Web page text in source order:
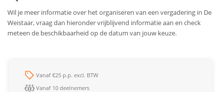
Wil je meer informatie over het organiseren van een vergadering in De
Weistaar, vraag dan hieronder vrijblijvend informatie aan en check
meteen de beschikbaarheid op de datum van jouw keuze.
Vanaf €25 p.p. excl. BTW
Vanaf 10 deelnemers